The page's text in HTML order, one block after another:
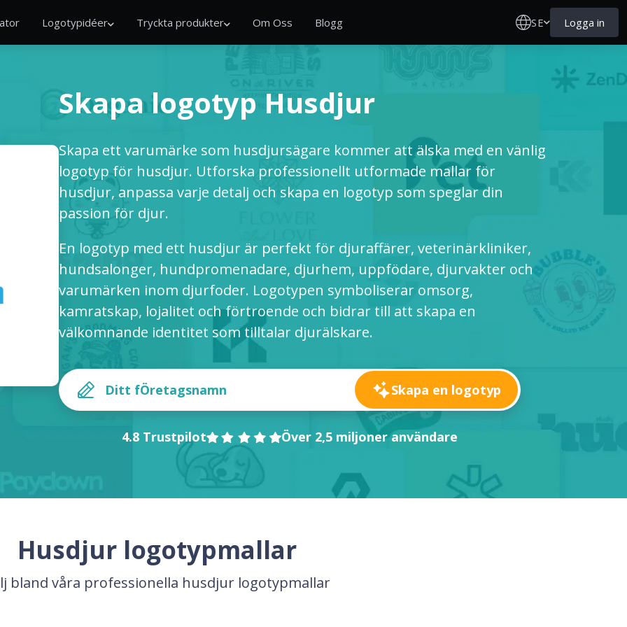
Logotypidéer Tryckta produkter Om Oss Blogg SE Logga in
Skapa logotyp Husdjur
Skapa ett varumärke som husdjursägare kommer att älska med en vänlig
logotyp för husdjur. Utforska professionellt utformade mallar för
husdjur, anpassa varje detalj och skapa en logotyp som speglar din
passion för djur.
En logotyp med ett husdjur är perfekt för djuraffärer, veterinärkliniker,
hundsalonger, hundpromenadare, djurhem, uppfödare, djurvakter och
varumärken inom djurfoder. Logotypen symboliserar omsorg,
kamratskap, lojalitet och förtroende och bidrar till att skapa en
välkomnande identitet som tilltalar djurälskare.
Skapa en logotyp
4.8 Trustpilot Över 2,5 miljoner användare
Husdjur logotypmallar
bland våra professionella husdjur logotypmallar